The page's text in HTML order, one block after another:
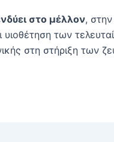
στο μέλλον, στην
των
στη στήριξη των